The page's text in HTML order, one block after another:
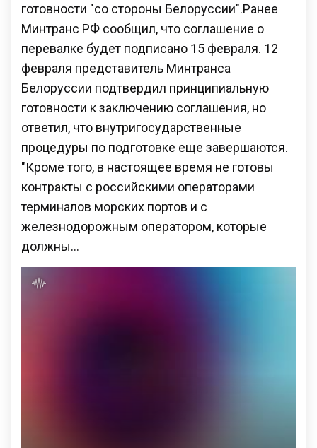
готовности "со стороны Белоруссии".Ранее
Минтранс РФ сообщил, что соглашение о
перевалке будет подписано 15 февраля. 12
февраля представитель Минтранса
Белоруссии подтвердил принципиальную
готовности к заключению соглашения, но
ответил, что внутригосударственные
процедуры по подготовке еще завершаются.
"Кроме того, в настоящее время не готовы
контракты с российскими операторами
терминалов морских портов и с
железнодорожным оператором, которые
должны…